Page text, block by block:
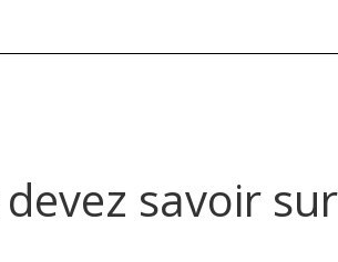
savoir sur